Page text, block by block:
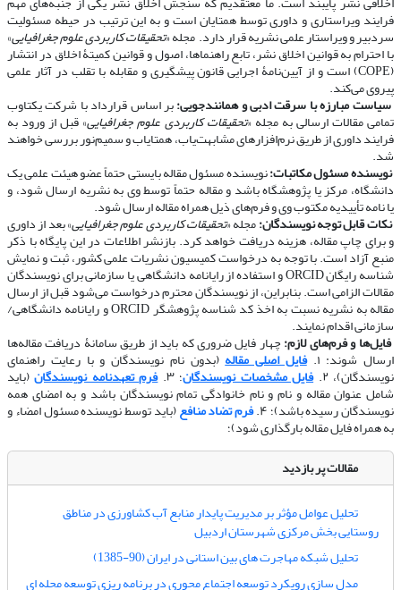
فرایند ویراستاری و داوری توسط همتایان است و به این ترتیب در حیطه مسئولیت
سردبیر و ویراستار علمی نشریه قرار دارد. مجله «تحقیقات کاربردی علوم جغرافیایی»
با احترام به قوانین اخلاق نشر، تابع راهنماها، اصول و قوانین کمیتۀ اخلاق در انتشار
(COPE) است و از آیین‌نامۀ اجرایی قانون پیشگیری و مقابله با تقلب در آثار علمی
پیروی می‌کند.
​​​​​​​سیاست مبارزه با سرقت ادبی و همانندجویی:بر اساس قرارداد با شرکت یکتاوب
تمامی مقالات ارسالی به مجله «تحقیقات کاربردی علوم جغرافیایی» قبل از ورود به
فرایند داوری از طریق نرم‌افزارهای مشابهت‌یاب، همتایاب و سمیم‌نور بررسی خواهند
شد.
​​​​​​​نویسنده مسئول مکاتبات:نویسنده مسئول مقاله بایستی حتماً عضو هیئت علمی یک
دانشگاه، مرکز یا پژوهشگاه باشد و مقاله حتماً توسط وی به نشریه ارسال شود، و
یا نامه تأییدیه مکتوب وی و فرم‌های ذیل همراه مقاله ارسال شود.
​​​​​​​نکات قابل توجه نویسندگان:مجله «تحقیقات کاربردی علوم جغرافیایی» بعد از داوری
و برای چاپ مقاله، هزینه دریافت خواهد کرد. بازنشر اطلاعات در این پایگاه با ذکر
منبع آزاد است. با توجه به درخواست کمیسیون نشریات علمی کشور، ثبت و نمایش
شناسه رایگان ORCID و استفاده از رایانامه دانشگاهی یا سازمانی برای نویسندگان
مقالات الزامی است. بنابراین، از نویسندگان محترم درخواست می‌شود قبل از ارسال
مقاله به نشریه نسبت به اخذ کد شناسه پژوهشگر ORCID و رایانامه دانشگاهی/
سازمانی اقدام نمایند.
​​​​​​​فایل‌ها و فرم‌های لازم:چهار فایل ضروری که باید از طریق سامانۀ دریافت مقاله‌ها
ارسال شوند: ۱. فایل اصلی مقاله(بدون نام نویسندگان و با رعایت راهنمای
نویسندگان)، ۲. فایل مشخصات نویسندگان؛ ۳. فرم تعهدنامه نویسندگان(باید
شامل عنوان مقاله و نام و نام خانوادگی تمام نویسندگان باشد و به امضای همه
نویسندگان رسیده باشد)؛ ۴. فرم تضاد منافع(باید توسط نویسنده مسئول امضاء و
به همراه فایل مقاله بارگذاری شود)؛
مقالات پر بازدید
تحلیل عوامل مؤثر بر مدیریت پایدار منابع آب کشاورزی در مناطق
روستایی بخش مرکزی شهرستان اردبیل
تحلیل شبکه مهاجرت های بین استانی در ایران (90-1385)
مدل سازی رویکرد توسعه اجتماع محوری در برنامه ریزی توسعه محله ای